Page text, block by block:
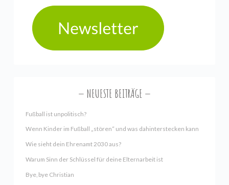
NEUESTE BEITRÄGE
Fußball ist unpolitisch?
Wenn Kinder im Fußball „stören“ und was dahinterstecken kann
Wie sieht dein Ehrenamt 2030 aus?
Warum Sinn der Schlüssel für deine Elternarbeit ist
Bye, bye Christian